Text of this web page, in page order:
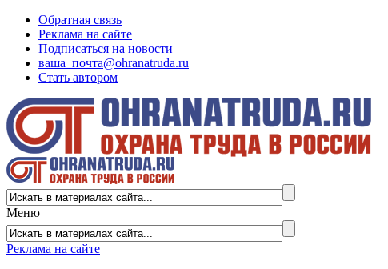
Обратная связь
Реклама на сайте
Подписаться на новости
ваша_почта@ohranatruda.ru
Стать автором
Меню
Реклама на сайте